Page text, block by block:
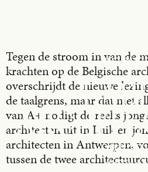
Tegen de stroom in van de
krachten op de Belgische
overschrijdt de nieuwe
de taalgrens, maar dat niet
van A+ nodigt de reeks
architecten uit in Luik en
architecten in Antwerpen,
tussen de twee